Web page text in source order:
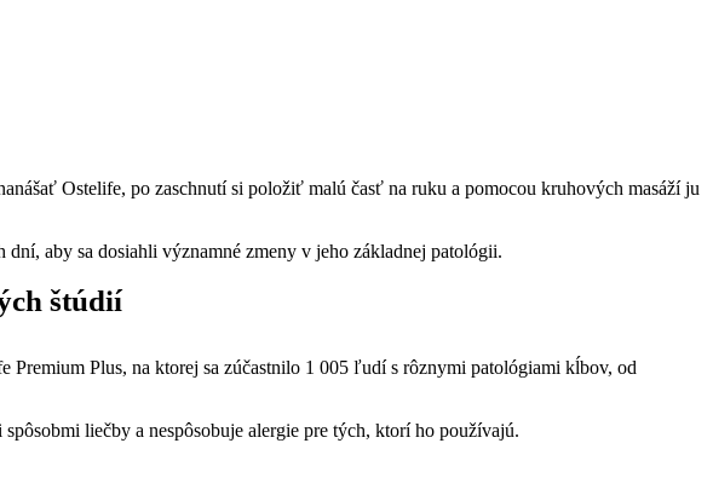
Ostelife, po zaschnutí si položiť malú časť na ruku a pomocou kruhových masáží ju
aby sa dosiahli významné zmeny v jeho základnej patológii.
štúdií
Plus, na ktorej sa zúčastnilo 1 005 ľudí s rôznymi patológiami kĺbov, od
liečby a nespôsobuje alergie pre tých, ktorí ho používajú.